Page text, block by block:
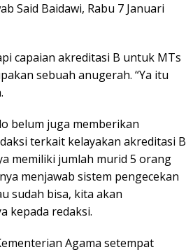
Said Baidawi, Rabu 7 Januari
capaian akreditasi B untuk MTs
sebuah anugerah. “Ya itu
belum juga memberikan
terkait kelayakan akreditasi B
memiliki jumlah murid 5 orang
menjawab sistem pengecekan
sudah bisa, kita akan
kepada redaksi.
Agama setempat